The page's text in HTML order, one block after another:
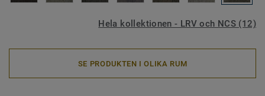
Hela kollektionen - LRV och NCS (12)
SE PRODUKTEN I OLIKA RUM